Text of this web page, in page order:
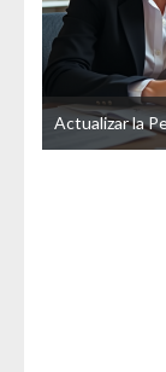
Actualizar la